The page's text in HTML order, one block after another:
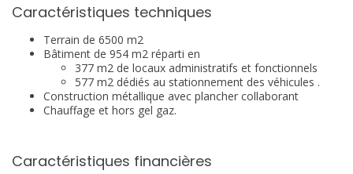
Caractéristiques techniques
Terrain de 6500 m2
Bâtiment de 954 m2 réparti en
377 m2 de locaux administratifs et fonctionnels
577 m2 dédiés au stationnement des véhicules .
Construction métallique avec plancher collaborant
Chauffage et hors gel gaz.
Caractéristiques financières